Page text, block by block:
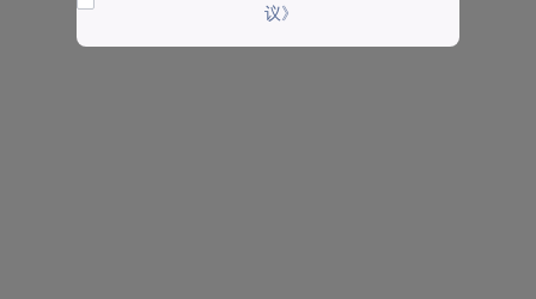
议》